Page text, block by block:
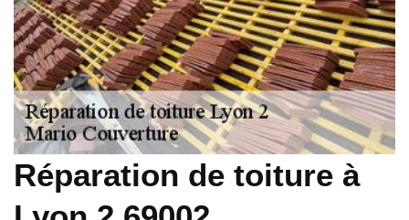
Réparation de toiture à